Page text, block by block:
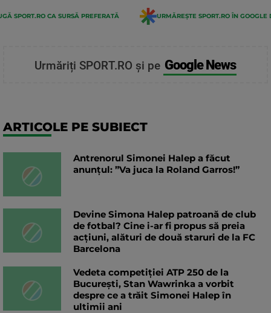
SPORT.RO CA SURSĂ PREFERATĂ URMĂREȘTE SPORT.RO ÎN GOOGLE
Urmăriți SPORT.RO și pe Google News
ARTICOLE PE SUBIECT
Antrenorul Simonei Halep a făcut
anunțul: ”Va juca la Roland Garros!”
Devine Simona Halep patroană de club
de fotbal? Cine i-ar fi propus să preia
acțiuni, alături de două staruri de la FC
Barcelona
Vedeta competiției ATP 250 de la
București, Stan Wawrinka a vorbit
despre ce a trăit Simonei Halep în
ultimii ani